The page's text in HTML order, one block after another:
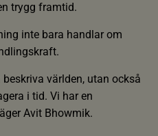
trygg framtid.
inte bara handlar om
världen, utan också
i tid. Vi har en
Avit Bhowmik.